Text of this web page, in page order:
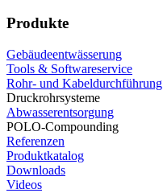
Produkte
Gebäudeentwässerung
Tools & Softwareservice
Rohr- und Kabeldurchführung
Druckrohrsysteme
Abwasserentsorgung
POLO-Compounding
Referenzen
Produktkatalog
Downloads
Videos